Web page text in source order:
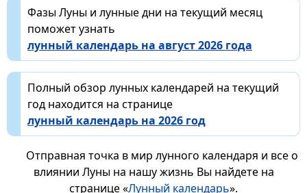
Фазы Луны и лунные дни на текущий месяц
поможет узнать
лунный календарь на август 2026 года
Полный обзор лунных календарей на текущий
год находится на странице
лунный календарь на 2026 год
Отправная точка в мир лунного календаря и все о
влиянии Луны на нашу жизнь Вы найдете на
странице «Лунный календарь».